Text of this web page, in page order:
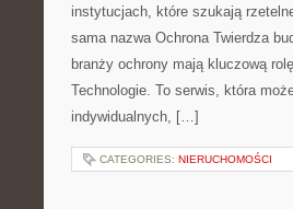
instytucjach, które szukają
sama nazwa Ochrona Twierdza
branży ochrony mają kluczową
Technologie. To serwis, która
indywidualnych, […]
CATEGORIES: NIERUCHOMOŚCI